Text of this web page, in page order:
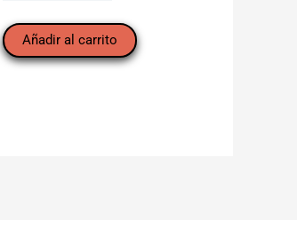
roja"
(pieza).
Añadir al carrito